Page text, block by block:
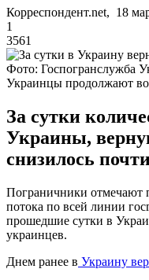
Корреспондент.net, 18
1
3561
Фото: Госпогранслужба
Украинцы продолжают
За сутки
Украины,
снизилось
Пограничники отмечают
потока по всей линии
прошедшие сутки в
украинцев.
Днем ранее в Украину